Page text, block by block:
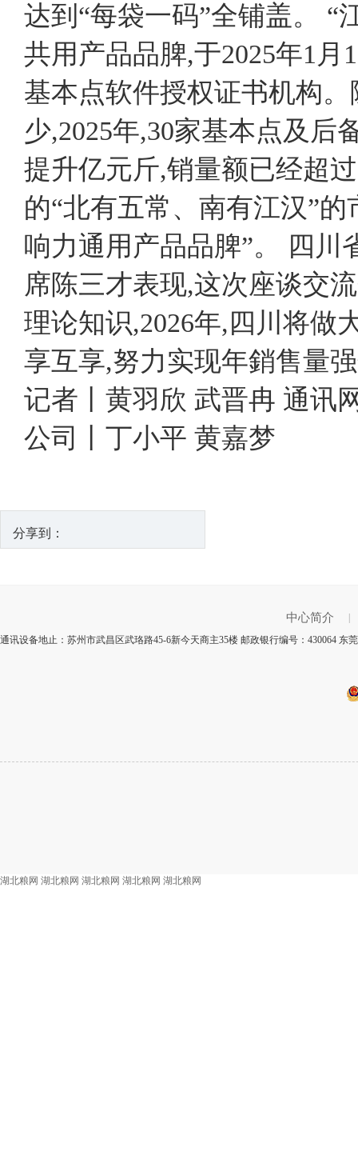
达到“每袋一码”全铺盖。 “
共用产品品脾,于2025年1
基本点软件授权证书机构
少,2025年,30家基本点及后
提升亿元斤,销量额已经超
的“北有五常、南有江汉”
响力通用产品品脾”。 四川
席陈三才表现,这次座谈交
理论知识,2026年,四川将做
享互享,努力实现年銷售量
记者丨黄羽欣 武晋冉 通讯
公司丨丁小平 黄嘉梦
分享到：
中心简介
通讯设备地止：苏州市武昌区武珞路45-6新今天商主35楼 邮政银行编号：430064 东
湖北粮网 湖北粮网 湖北粮网 湖北粮网 湖北粮网